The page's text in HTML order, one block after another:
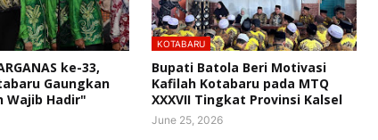
ke-33,
Gaungkan
Wajib Hadir"
KOTABARU
Bupati Batola Beri Motivasi
Kafilah Kotabaru pada MTQ
XXXVII Tingkat Provinsi Kalsel
June 25, 2026